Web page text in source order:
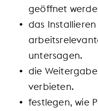
geöffnet
das
untersagen.
die
verbieten.
festlegen, wie